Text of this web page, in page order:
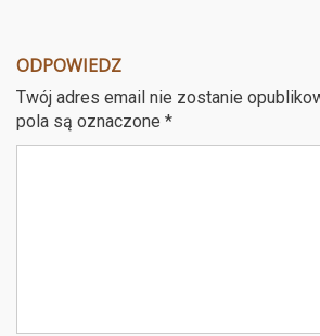
ODPOWIEDZ
Twój adres email nie zostanie
pola są oznaczone *